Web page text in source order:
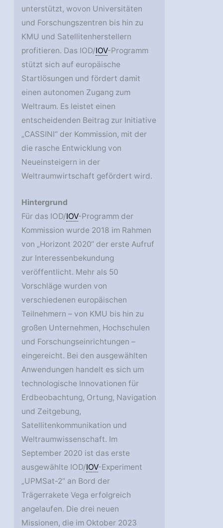
unterstützt, wovon Universitäten
und Forschungszentren bis hin zu
KMU und Satellitenherstellern
profitieren. Das IOD/IOV-Programm
stützt sich auf europäische
Startlösungen und fördert damit
einen autonomen Zugang zum
Weltraum. Es leistet einen
entscheidenden Beitrag zur Initiative
„CASSINI“ der Kommission, mit der
die rasche Entwicklung von
Neueinsteigern in der
Weltraumwirtschaft gefördert wird.
Hintergrund
Für das IOD/IOV-Programm der
Kommission wurde 2018 im Rahmen
von „Horizont 2020“ der erste Aufruf
zur Interessenbekundung
veröffentlicht. Mehr als 50
Vorschläge wurden von
verschiedenen europäischen
Teilnehmern – von KMU bis hin zu
großen Unternehmen, Hochschulen
und Forschungseinrichtungen –
eingereicht. Bei den ausgewählten
Anwendungen handelt es sich um
technologische Innovationen für
Erdbeobachtung, Ortung, Navigation
und Zeitgebung,
Satellitenkommunikation und
Weltraumwissenschaft. Im
September 2020 ist das erste
ausgewählte IOD/IOV-Experiment
„UPMSat-2“ an Bord der
Trägerrakete Vega erfolgreich
angelaufen. Die drei neuen
Missionen, die im Oktober 2023